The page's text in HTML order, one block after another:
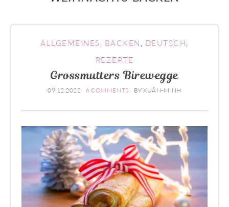
ALLGEMEINES BACKEN DEUTSCH
REZEPTE
Grossmutters Birewegge
09.12.2022 6 COMMENTS BYXUÂN-MINH